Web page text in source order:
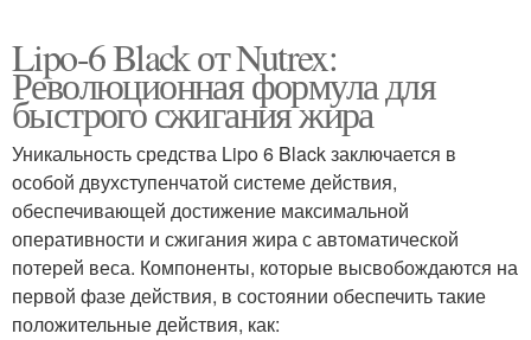
Lipo-6 Black от Nutrex:
Революционная формула для
быстрого сжигания жира
Уникальность средства Lipo 6 Black заключается в
особой двухступенчатой системе действия,
обеспечивающей достижение максимальной
оперативности и сжигания жира с автоматической
потерей веса. Компоненты, которые высвобождаются на
первой фазе действия, в состоянии обеспечить такие
положительные действия, как: